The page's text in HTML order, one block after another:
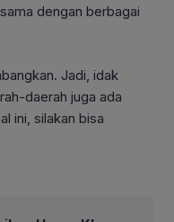
dengan berbagai
Jadi, idak
daerah juga ada
ini, silakan bisa